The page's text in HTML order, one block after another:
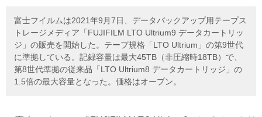
富士フイルムは2021年9月7日、データバックアップ用テープス
トレージメディア「FUJIFILM LTO Ultrium9 データカートリッ
ジ」の販売を開始した。テープ規格「LTO Ultrium」の第9世代
に準拠している。記録容量は最大45TB（非圧縮時18TB）で、
第8世代準拠の従来品「LTO Ultrium8 データカートリッジ」の
1.5倍の最大容量となった。価格はオープン。